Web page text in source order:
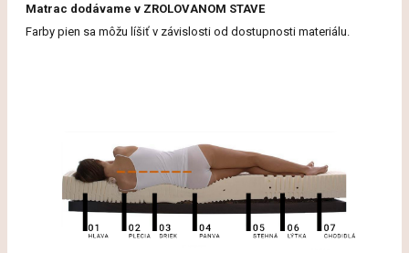
Matrac dodávame v ZROLOVANOM STAVE
Farby pien sa môžu líšiť v závislosti od dostupnosti materiálu.